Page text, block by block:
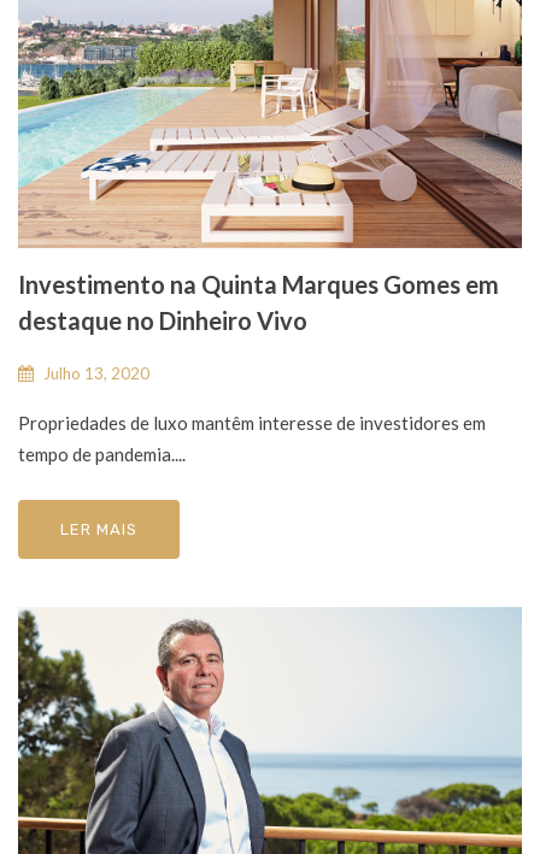
Investimento na Quinta Marques Gomes em
destaque no Dinheiro Vivo
Julho 13, 2020
Propriedades de luxo mantêm interesse de investidores em
tempo de pandemia....
LER MAIS